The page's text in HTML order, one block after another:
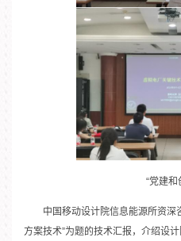
“党建和
中国移动设计院信息能源所资深
方案技术”为题的技术汇报，介绍设